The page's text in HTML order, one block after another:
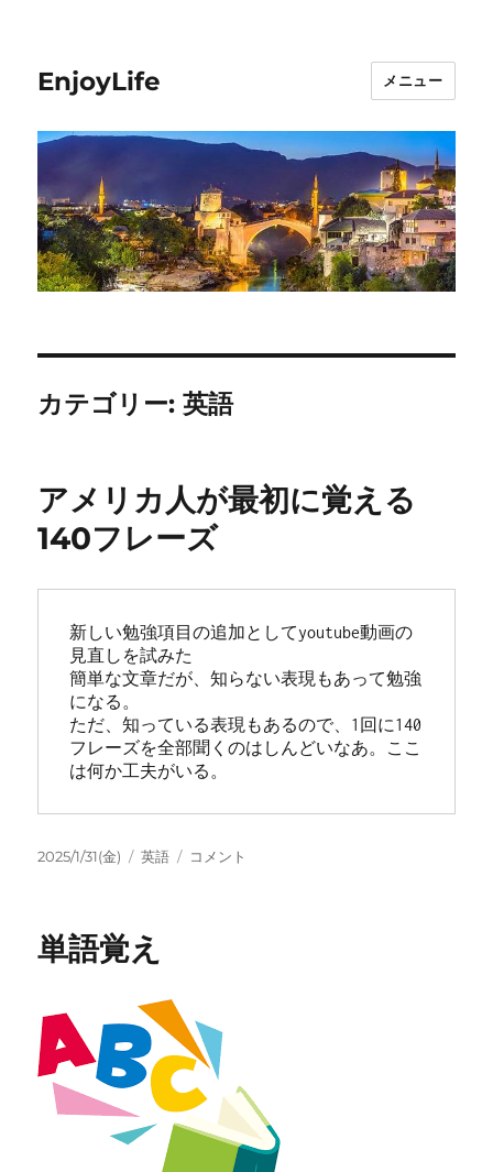
EnjoyLife メニュー
カテゴリー:英語
アメリカ人が最初に覚える
140フレーズ
新しい勉強項目の追加としてyoutube動画の
見直しを試みた
簡単な文章だが、知らない表現もあって勉強
になる。
ただ、知っている表現もあるので、1回に140
フレーズを全部聞くのはしんどいなあ。ここ
は何か工夫がいる。
投
2025/1/31(金)
カ
ー
英語
ア
初
に
覚
え
る
140
コメント
単語覚え